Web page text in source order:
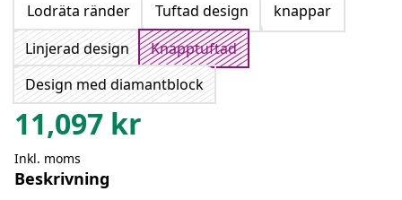
Lodräta ränder
Tuftad design
knappar
Linjerad design
Knapptuftad
Design med diamantblock
11,097 kr
Inkl. moms
Beskrivning